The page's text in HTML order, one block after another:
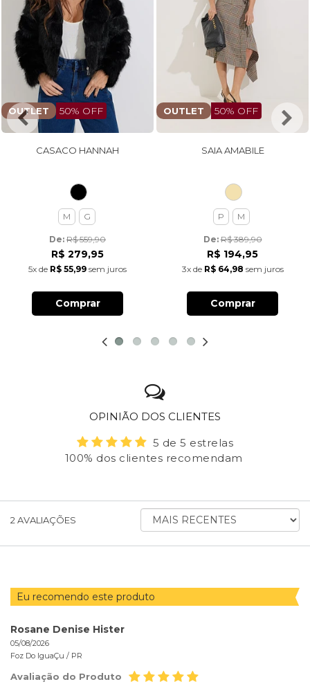
OUTLET 50% OFF
CASACO HANNAH
M G
De: R$ 559,90
R$ 279,95
5x de R$ 55,99 sem juros
Comprar
OUTLET 50% OFF
SAIA AMABILE
P M
De: R$ 389,90
R$ 194,95
3xde R$ 64,98 sem juros
Comprar
OPINIÃO DOS CLIENTES
5 de 5 estrelas
100% dos clientes recomendam
2 AVALIAÇÕES
ORDENAR
AVALIAÇÕES
Eu recomendo este produto
Rosane Denise Hister
05/08/2026
Foz Do IguaÇu / PR
Avaliação do Produto